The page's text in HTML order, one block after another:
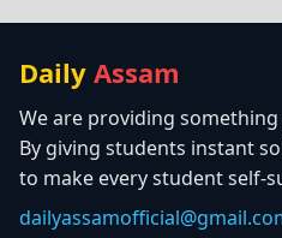
Daily Assam
We are providing
By giving students instant
to make every student self-